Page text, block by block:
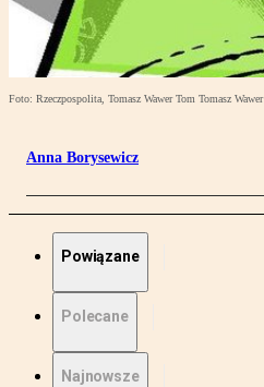
Foto: Rzeczpospolita, Tomasz Wawer Tom Tomasz Wawer
Anna Borysewicz
Powiązane
Polecane
Najnowsze